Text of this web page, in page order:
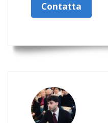
Contatta